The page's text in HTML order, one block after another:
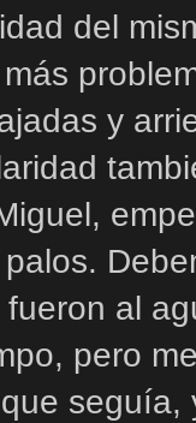
del
y
al
pero
seguía,